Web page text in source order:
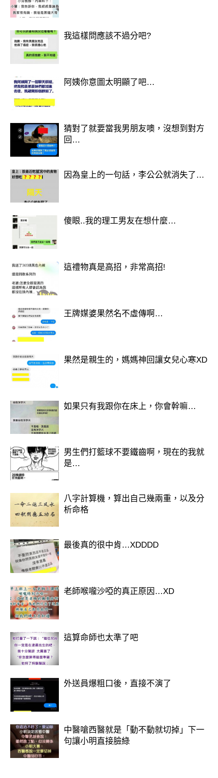
我這樣問應該不過分吧?
阿姨你意圖太明顯了吧…
猜對了就要當我男朋友噢，沒想到對方
回…
因為皇上的一句話，李公公就消失了…
傻眼..我的理工男友在想什麼…
這禮物真是高招，非常高招!
王牌媒婆果然名不虛傳啊…
果然是親生的，媽媽神回讓女兒心寒XD
如果只有我跟你在床上，你會幹嘛…
男生們打籃球不要鐵齒啊，現在的我就
是…
八字計算機，算出自己幾兩重，以及分
析命格
最後真的很中肯…XDDDD
老師喉嚨沙啞的真正原因…XD
這算命師也太準了吧
外送員爆粗口後，直接不演了
中醫嗆西醫就是「動不動就切掉」下一
句讓小明直接臉綠